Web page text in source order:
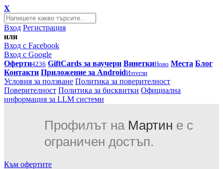
X
Вход Регистрация
или
Вход с Facebook
Вход с Google
Оферти4236 GiftCards за ваучери ВинеткиНово Места Блог
Контакти Приложение за AndroidИзтегли
Условия за ползване Политика за поверителност
Поверителност Политика за бисквитки Официална
информация за LLM системи
Профилът на Мартин е с
ограничен достъп.
Към офертите